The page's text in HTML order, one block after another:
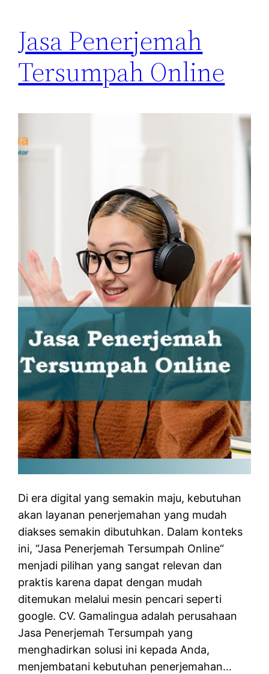
Jasa Penerjemah
Tersumpah Online
Di era digital yang semakin maju, kebutuhan
akan layanan penerjemahan yang mudah
diakses semakin dibutuhkan. Dalam konteks
ini, “Jasa Penerjemah Tersumpah Online“
menjadi pilihan yang sangat relevan dan
praktis karena dapat dengan mudah
ditemukan melalui mesin pencari seperti
google. CV. Gamalingua adalah perusahaan
Jasa Penerjemah Tersumpah yang
menghadirkan solusi ini kepada Anda,
menjembatani kebutuhan penerjemahan…